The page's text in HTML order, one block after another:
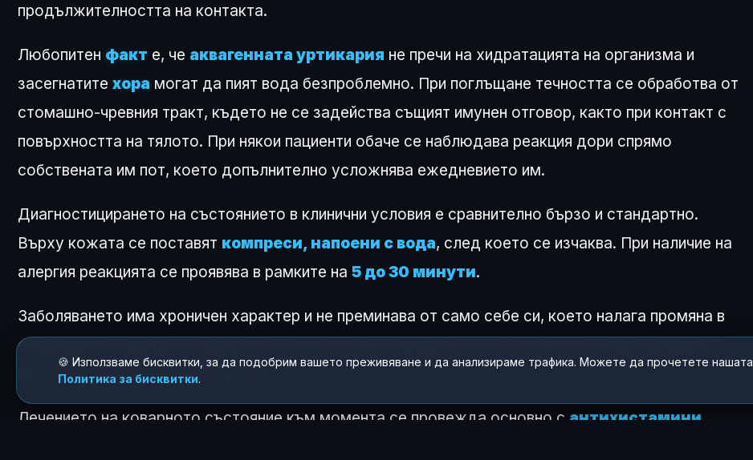
продължителността на контакта.
Любопитен факт е, че аквагенната уртикария не пречи на хидратацията на организма и
засегнатите хора могат да пият вода безпроблемно. При поглъщане течността се обработва от
стомашно-чревния тракт, където не се задейства същият имунен отговор, както при контакт с
повърхността на тялото. При някои пациенти обаче се наблюдава реакция дори спрямо
собствената им пот, което допълнително усложнява ежедневието им.
Диагностицирането на състоянието в клинични условия е сравнително бързо и стандартно.
Върху кожата се поставят компреси, напоени с вода, след което се изчаква. При наличие на
алергия реакцията се проявява в рамките на 5 до 30 минути.
Заболяването има хроничен характер и не преминава от само себе си, което налага промяна в
ежедневните навици на пациентите, включително вземането на изключително бързи душове с
продължителност до две минути.
Лечението на коварното състояние към момента се провежда основно с антихистамини
🍪 Използваме бисквитки, за да подобрим вашето преживяване и да анализираме трафика. Можете да прочетете нашата
Политика за бисквитки.